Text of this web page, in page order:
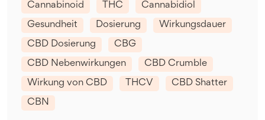
Cannabinoid THC Cannabidiol
Gesundheit Dosierung Wirkungsdauer
CBD Dosierung CBG
CBD Nebenwirkungen CBD Crumble
Wirkung von CBD THCV CBD Shatter
CBN